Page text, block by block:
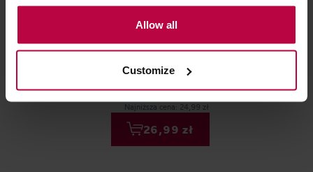
the controller’s (namely, ALL GOOD S.A., ul.
Mazowiecka 24I/U9, 78-100 Kołobrzeg) or third parties’
legitimate interests which are to ensure a high quality of
activities of the controller and authorized entities. More
information about cookies and the personal data
processing, including your rights, can be found in the
Allow all
Customize
Teministeriet - herbata zielona NOTE
59,99 zł
Najniższa cena: 24,99 zł
26,99 zł